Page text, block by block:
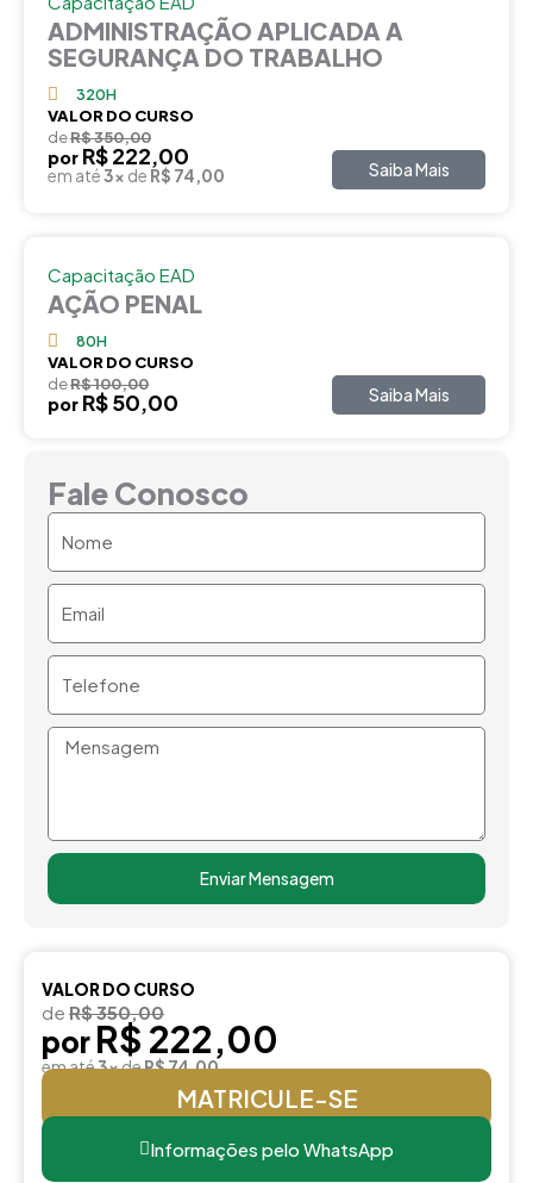
ADMINISTRAÇÃO APLICADA A
SEGURANÇA DO TRABALHO
320H
VALOR DO CURSO
deR$ 350,00
por R$ 222,00
em até3x de R$ 74,00 Saiba Mais
Capacitação EAD
AÇÃO PENAL
80H
VALOR DO CURSO
deR$ 100,00
por R$ 50,00 Saiba Mais
Fale Conosco
Mensagem
Enviar Mensagem
VALOR DO CURSO
de R$ 350,00
por R$ 222,00
em até3xdeR$ 74,00
MATRICULE-SE
Informações pelo WhatsApp